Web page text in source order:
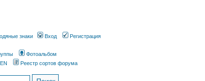
знаки Вход Регистрация
Фотоальбом
Реестр сортов форума